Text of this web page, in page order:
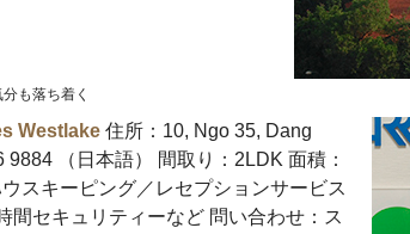
も落ち着く
Westlake 住所：10, Ngo 35, Dang
（日本語） 間取り：2LDK 面積：
スキーピング／レセプションサービス
間セキュリティーなど 問い合わせ：ス